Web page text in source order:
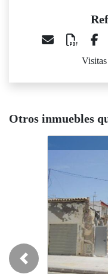
Otros inmuebles
Previous